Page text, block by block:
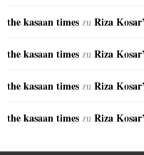
the kasaan times zu Riza
the kasaan times zu Riza
the kasaan times zu Riza
the kasaan times zu Riza